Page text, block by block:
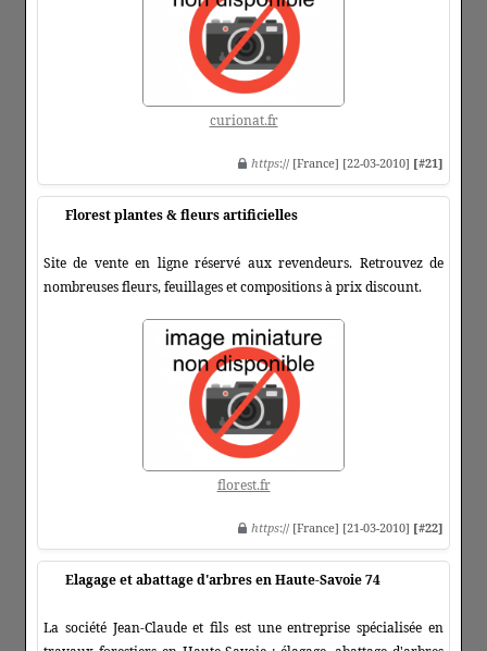
curionat.fr
https:// [France] [22-03-2010] [#21]
Florest plantes & fleurs artificielles
Site de vente en ligne réservé aux revendeurs. Retrouvez de
nombreuses fleurs, feuillages et compositions à prix discount.
florest.fr
https:// [France] [21-03-2010] [#22]
Elagage et abattage d'arbres en Haute-Savoie 74
La société Jean-Claude et fils est une entreprise spécialisée en